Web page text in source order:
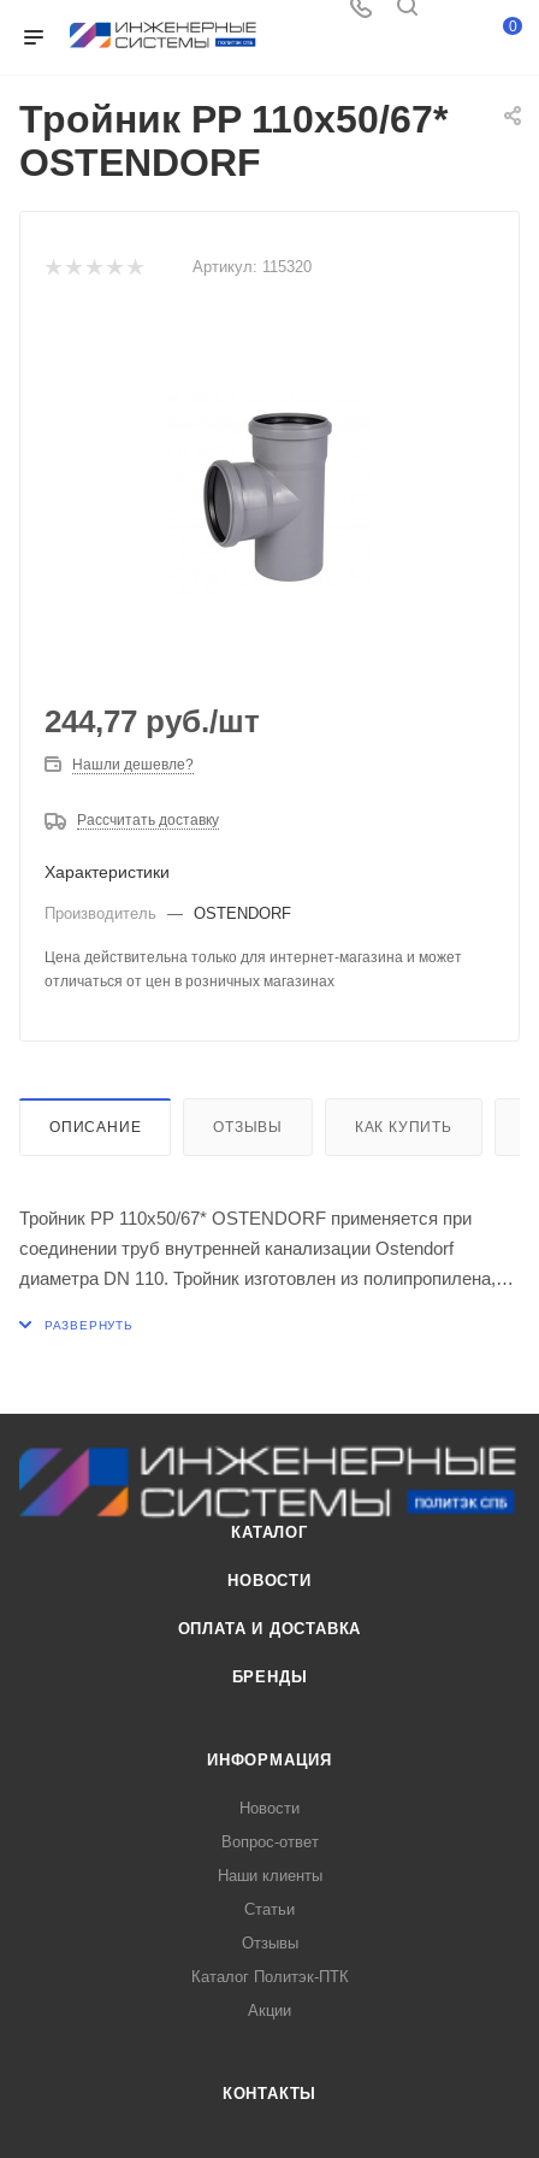
0
Тройник PP 110х50/67*
OSTENDORF
Артикул: 115320
244,77 руб./шт
Нашли дешевле?
Рассчитать доставку
Характеристики
Производитель — OSTENDORF
Цена действительна только для интернет-магазина и может
отличаться от цен в розничных магазинах
ОПИСАНИЕ ОТЗЫВЫ КАК КУПИТЬ
Тройник PP 110х50/67* OSTENDORF применяется при
соединении труб внутренней канализации Ostendorf
диаметра DN 110. Тройник изготовлен из полипропилена,
КАТАЛОГ
НОВОСТИ
ОПЛАТА И ДОСТАВКА
БРЕНДЫ
ИНФОРМАЦИЯ
Новости
Вопрос-ответ
Наши клиенты
Статьи
Отзывы
Каталог Политэк-ПТК
Акции
КОНТАКТЫ